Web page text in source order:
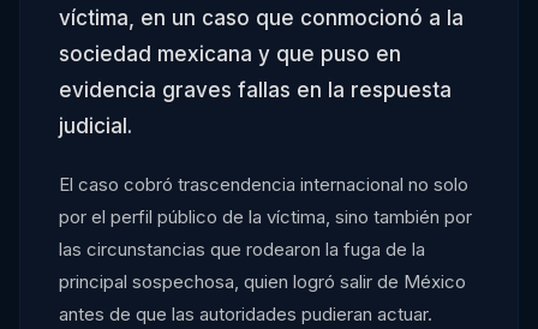
víctima, en un caso que conmocionó a la
sociedad mexicana y que puso en
evidencia graves fallas en la respuesta
judicial.
El caso cobró trascendencia internacional no solo
por el perfil público de la víctima, sino también por
las circunstancias que rodearon la fuga de la
principal sospechosa, quien logró salir de México
antes de que las autoridades pudieran actuar.